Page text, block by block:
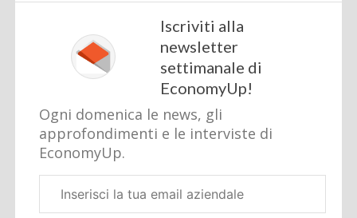
Iscriviti alla
newsletter
settimanale di
EconomyUp!
Ogni domenica le news, gli
approfondimenti e le interviste di
EconomyUp.
aziendale